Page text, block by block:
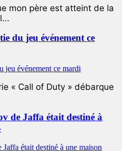
mon père est atteint de la
du jeu événement ce
« Call of Duty » débarque
de Jaffa était destiné à